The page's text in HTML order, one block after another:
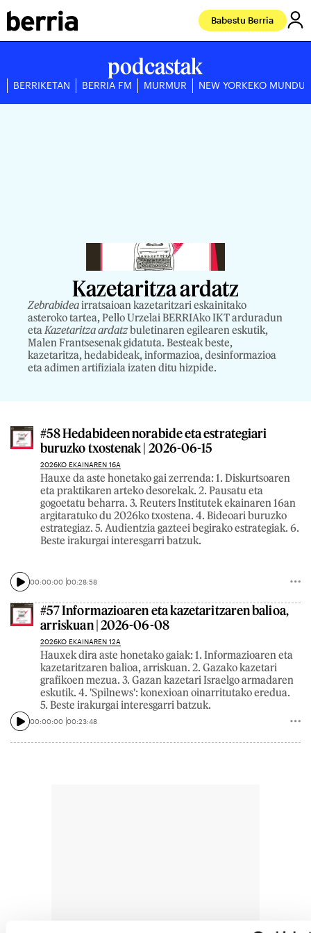
Babestu Berria
podcastak
BERRIKETAN BERRIA FM MURMUR NEW YORKEKO
Kazetaritza ardatz
Zebrabideairratsaioan kazetaritzari eskainitako
asteroko tartea, Pello Urzelai BERRIAko IKT arduradun
eta Kazetaritza ardatzbuletinaren egilearen eskutik,
Malen Frantsesenak gidatuta. Besteak beste,
kazetaritza, hedabideak, informazioa, desinformazioa
eta adimen artifiziala izaten ditu hizpide.
#58 Hedabideen norabide eta estrategiari
buruzko txostenak | 2026-06-15
2026KO EKAINAREN 16A
Hauxe da aste honetako gai zerrenda: 1. Diskurtsoaren
eta praktikaren arteko desorekak. 2. Pausatu eta
gogoetatu beharra. 3. Reuters Institutek ekainaren 16an
argitaratuko du 2026ko txostena. 4. Bideoari buruzko
estrategiaz. ​​​5. Audientzia gazteei begirako estrategiak. 6.
Beste irakurgai interesgarri batzuk.
00:00:00 00:28:58
#57 Informazioaren eta kazetaritzaren balioa,
arriskuan | 2026-06-08
2026KO EKAINAREN 12A
Hauxek dira aste honetako gaiak: 1. Informazioaren eta
kazetaritzaren balioa, arriskuan. 2. Gazako kazetari
grafikoen mezua. 3. Gazan kazetari Israelgo armadaren
eskutik. 4. 'Spilnews': konexioan oinarritutako eredua.
5. Beste irakurgai interesgarri batzuk.
00:00:00 00:23:48